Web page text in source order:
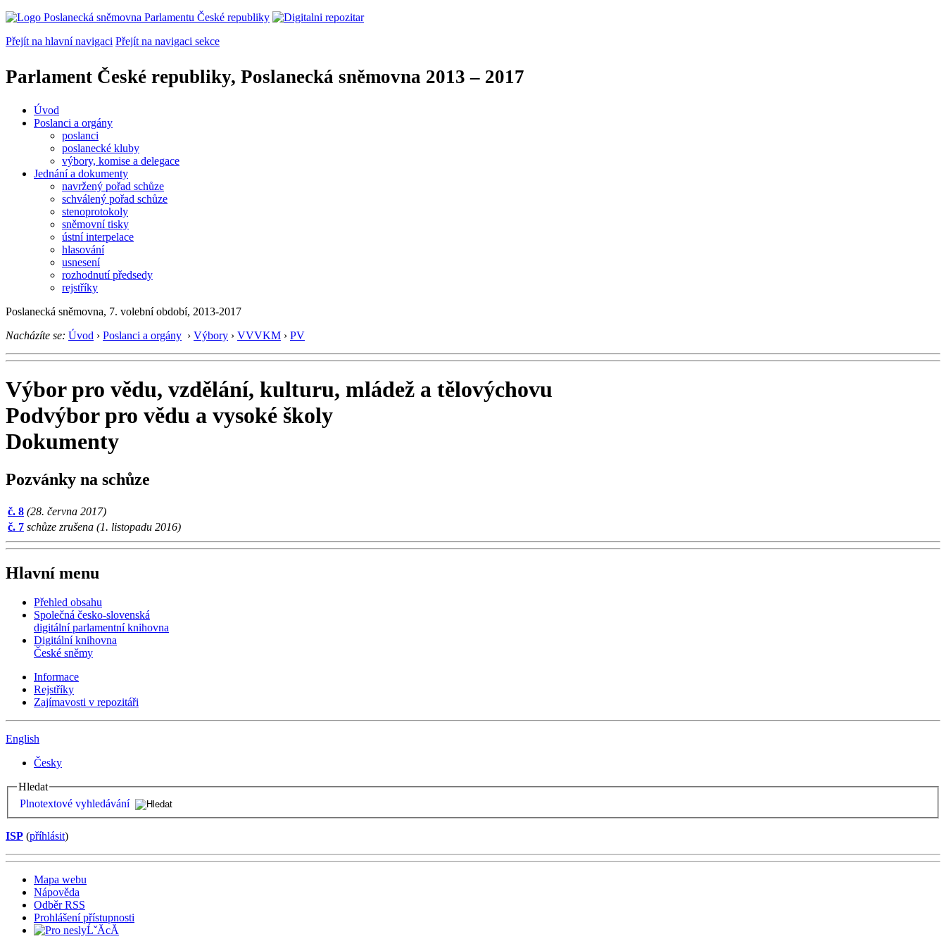
Přejít na hlavní navigaci Přejít na navigaci sekce
Parlament České republiky, Poslanecká sněmovna 2013 – 2017
Úvod
Poslanci a orgány
poslanci
poslanecké kluby
výbory, komise a delegace
Jednání a dokumenty
navržený pořad schůze
schválený pořad schůze
stenoprotokoly
sněmovní tisky
ústní interpelace
hlasování
usnesení
rozhodnutí předsedy
rejstříky
Poslanecká sněmovna, 7. volební období, 2013-2017
Nacházíte se: Úvod › Poslanci a orgány › Výbory › VVVKM › PV
Výbor pro vědu, vzdělání, kulturu, mládež a tělovýchovu
Podvýbor pro vědu a vysoké školy
Dokumenty
Pozvánky na schůze
č. 8 (28. června 2017)
č. 7 schůze zrušena (1. listopadu 2016)
Hlavní menu
Přehled obsahu
Společná česko-slovenská
digitální parlamentní knihovna
Digitální knihovna
České sněmy
Informace
Rejstříky
Zajímavosti v repozitáři
English
Česky
Hledat
Plnotextové vyhledávání
ISP (příhlásit)
Mapa webu
Nápověda
Odběr RSS
Prohlášení přístupnosti